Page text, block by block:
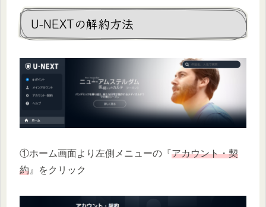
U-NEXTの解約方法
①ホーム画面より左側メニューの『アカウント・契
約 』をクリック